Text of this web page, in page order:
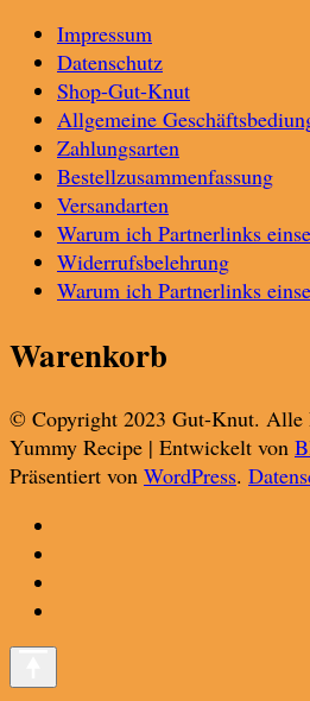
Impressum
Datenschutz
Shop-Gut-Knut
Allgemeine
Zahlungsarten
Bestellzusammenfassung
Versandarten
Warum ich Partnerlinks
Widerrufsbelehrung
Warum ich Partnerlinks
Warenkorb
© Copyright 2023 Gut-Knut. Alle
Yummy Recipe | Entwickelt von
Präsentiert von WordPress.